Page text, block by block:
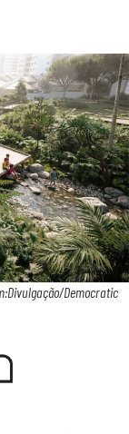
Democratic